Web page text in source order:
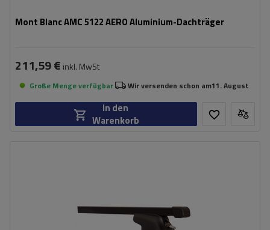
Mont Blanc AMC 5122 AERO Aluminium-Dachträger
211,59 € inkl. MwSt
Große Menge verfügbar Wir versenden schon am11. August
In den
Warenkorb